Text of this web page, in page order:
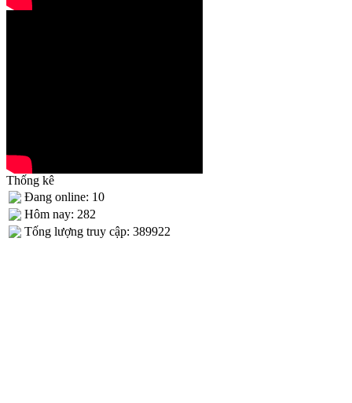
Thống kê
Đang online: 10
Hôm nay: 282
Tống lượng truy cập: 389922